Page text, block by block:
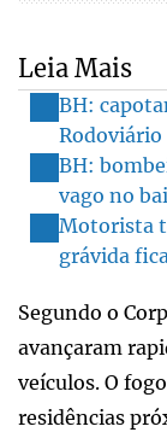
Leia Mais
BH:
Rodoviário
BH:
vago no
Motorista
grávida
Segundo o
avançaram
veículos. O
residências